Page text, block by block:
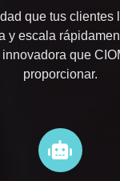
que tus clientes
y escala
que
proporcionar.